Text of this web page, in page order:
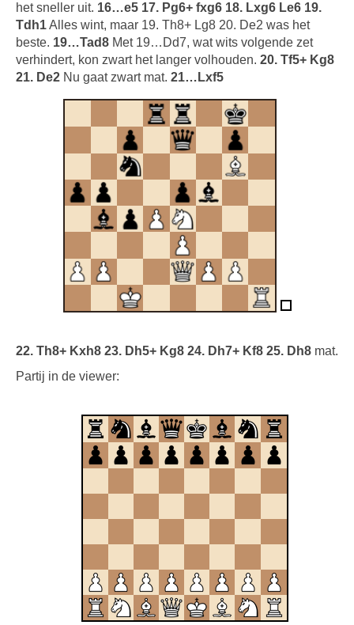
het sneller uit. 16…e5 17. Pg6+ fxg6 18. Lxg6 Le6 19.
Tdh1Alles wint, maar 19. Th8+ Lg8 20. De2 was het
beste. 19…Tad8 Met 19…Dd7, wat wits volgende zet
verhindert, kon zwart het langer volhouden. 20. Tf5+ Kg8
21. De2 Nu gaat zwart mat. 21…Lxf5
22. Th8+ Kxh8 23. Dh5+ Kg8 24. Dh7+ Kf8 25. Dh8 mat.
Partij in de viewer: